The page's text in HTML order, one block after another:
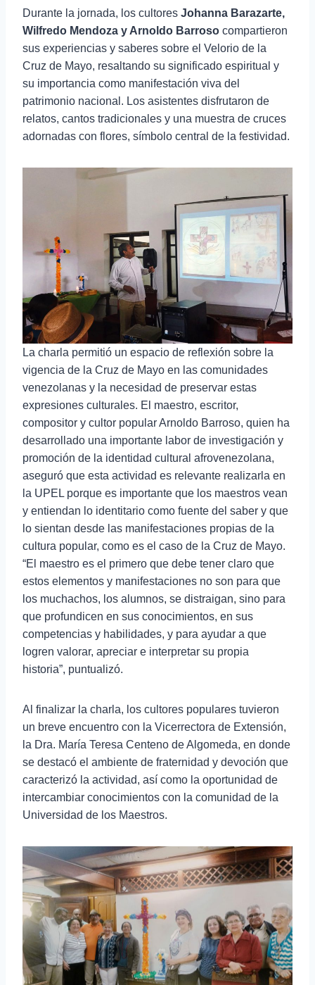
Durante la jornada, los cultores Johanna Barazarte,
Wilfredo Mendoza y Arnoldo Barroso compartieron
sus experiencias y saberes sobre el Velorio de la
Cruz de Mayo, resaltando su significado espiritual y
su importancia como manifestación viva del
patrimonio nacional. Los asistentes disfrutaron de
relatos, cantos tradicionales y una muestra de cruces
adornadas con flores, símbolo central de la festividad.
La charla permitió un espacio de reflexión sobre la
vigencia de la Cruz de Mayo en las comunidades
venezolanas y la necesidad de preservar estas
expresiones culturales. El maestro, escritor,
compositor y cultor popular Arnoldo Barroso, quien ha
desarrollado una importante labor de investigación y
promoción de la identidad cultural afrovenezolana,
aseguró que esta actividad es relevante realizarla en
la UPEL porque es importante que los maestros vean
y entiendan lo identitario como fuente del saber y que
lo sientan desde las manifestaciones propias de la
cultura popular, como es el caso de la Cruz de Mayo.
“El maestro es el primero que debe tener claro que
estos elementos y manifestaciones no son para que
los muchachos, los alumnos, se distraigan, sino para
que profundicen en sus conocimientos, en sus
competencias y habilidades, y para ayudar a que
logren valorar, apreciar e interpretar su propia
historia”, puntualizó.
Al finalizar la charla, los cultores populares tuvieron
un breve encuentro con la Vicerrectora de Extensión,
la Dra. María Teresa Centeno de Algomeda, en donde
se destacó el ambiente de fraternidad y devoción que
caracterizó la actividad, así como la oportunidad de
intercambiar conocimientos con la comunidad de la
Universidad de los Maestros.